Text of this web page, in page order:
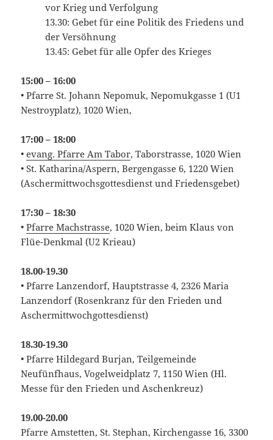
vor Krieg und Verfolgung
13.30: Gebet für eine Politik des Friedens und
der Versöhnung
13.45: Gebet für alle Opfer des Krieges
15:00 – 16:00
• Pfarre St. Johann Nepomuk, Nepomukgasse 1 (U1
Nestroyplatz), 1020 Wien,
17:00 – 18:00
•evang. Pfarre Am Tabor, Taborstrasse, 1020 Wien
• St. Katharina/Aspern, Bergengasse 6, 1220 Wien
(Aschermittwochsgottesdienst und Friedensgebet)
17:30 – 18:30
•Pfarre Machstrasse, 1020 Wien, beim Klaus von
Flüe-Denkmal (U2 Krieau)
18.00-19.30
• Pfarre Lanzendorf, Hauptstrasse 4, 2326 Maria
Lanzendorf (Rosenkranz für den Frieden und
Aschermittwochgottesdienst)
18.30-19.30
• Pfarre Hildegard Burjan, Teilgemeinde
Neufünfhaus, Vogelweidplatz 7, 1150 Wien (Hl.
Messe für den Frieden und Aschenkreuz)
19.00-20.00
Pfarre Amstetten, St. Stephan, Kirchengasse 16, 3300